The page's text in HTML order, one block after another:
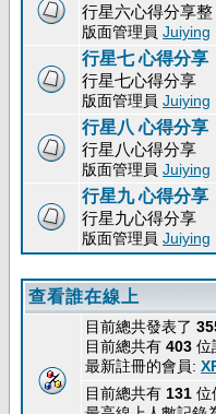
行星六心得分享整
版面管理員 Juiying
行星七 心得分享
行星七心得分享
版面管理員 Juiying
行星八 心得分享
行星八心得分享
版面管理員 Juiying
行星九 心得分享
行星九心得分享
版面管理員 Juiying
查看誰在線上
目前總共發表了
目前總共有 403 位
最新註冊的會員:
目前總共有 131 位